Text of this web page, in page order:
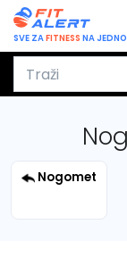
SVE ZAFITNESS NA
Nogomet